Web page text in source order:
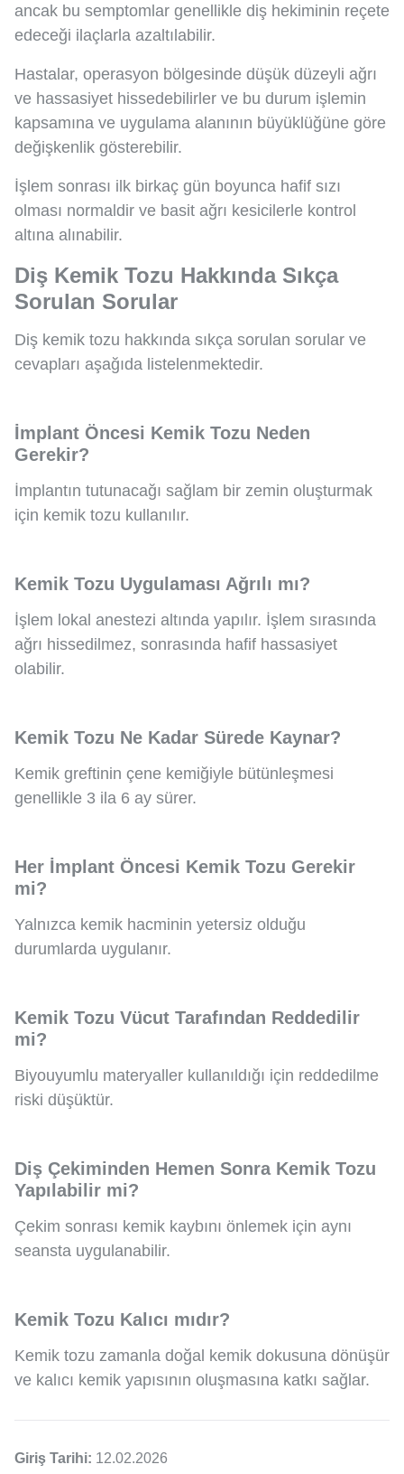
ancak bu semptomlar genellikle diş hekiminin reçete
edeceği ilaçlarla azaltılabilir.
Hastalar, operasyon bölgesinde düşük düzeyli ağrı
ve hassasiyet hissedebilirler ve bu durum işlemin
kapsamına ve uygulama alanının büyüklüğüne göre
değişkenlik gösterebilir.
İşlem sonrası ilk birkaç gün boyunca hafif sızı
olması normaldir ve basit ağrı kesicilerle kontrol
altına alınabilir.
Diş Kemik Tozu Hakkında Sıkça
Sorulan Sorular
Diş kemik tozu hakkında sıkça sorulan sorular ve
cevapları aşağıda listelenmektedir.
İmplant Öncesi Kemik Tozu Neden
Gerekir?
İmplantın tutunacağı sağlam bir zemin oluşturmak
için kemik tozu kullanılır.
Kemik Tozu Uygulaması Ağrılı mı?
İşlem lokal anestezi altında yapılır. İşlem sırasında
ağrı hissedilmez, sonrasında hafif hassasiyet
olabilir.
Kemik Tozu Ne Kadar Sürede Kaynar?
Kemik greftinin çene kemiğiyle bütünleşmesi
genellikle 3 ila 6 ay sürer.
Her İmplant Öncesi Kemik Tozu Gerekir
mi?
Yalnızca kemik hacminin yetersiz olduğu
durumlarda uygulanır.
Kemik Tozu Vücut Tarafından Reddedilir
mi?
Biyouyumlu materyaller kullanıldığı için reddedilme
riski düşüktür.
Diş Çekiminden Hemen Sonra Kemik Tozu
Yapılabilir mi?
Çekim sonrası kemik kaybını önlemek için aynı
seansta uygulanabilir.
Kemik Tozu Kalıcı mıdır?
Kemik tozu zamanla doğal kemik dokusuna dönüşür
ve kalıcı kemik yapısının oluşmasına katkı sağlar.
Giriş Tarihi: 12.02.2026